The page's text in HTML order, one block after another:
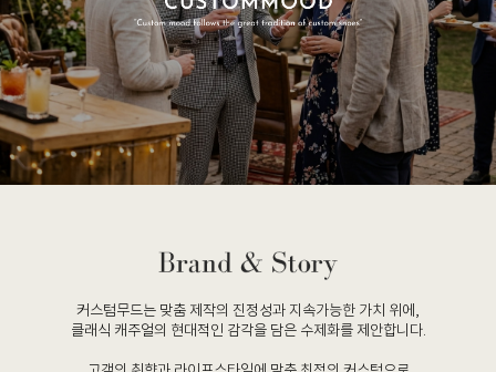
커스텀무드는 맞춤 제작의 진정성과 지속가능한 가치 위에,
클래식 캐주얼의 현대적인 감각을 담은 수제화를 제안합니다.